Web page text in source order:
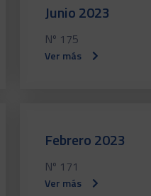
Junio 2023
Nº 175
Ver más
Febrero 2023
Nº 171
Ver más